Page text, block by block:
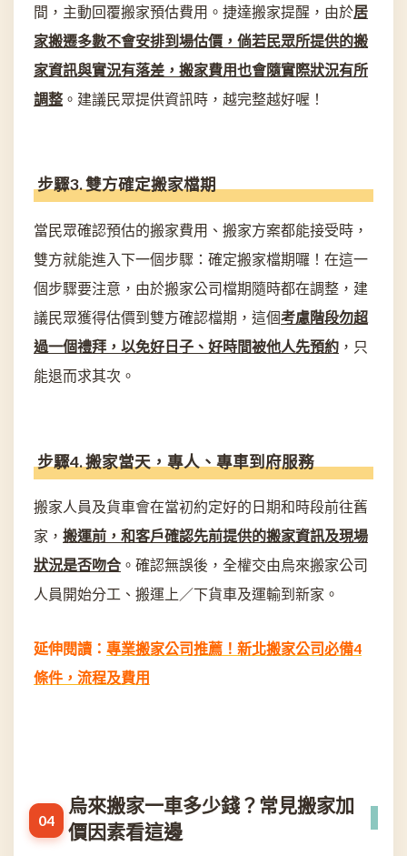
間，主動回覆搬家預估費用。捷達搬家提醒，由於居
家搬遷多數不會安排到場估價，倘若民眾所提供的搬
家資訊與實況有落差，搬家費用也會隨實際狀況有所
調整 。建議民眾提供資訊時，越完整越好喔！
步驟3. 雙方確定搬家檔期
當民眾確認預估的搬家費用、搬家方案都能接受時，
雙方就能進入下一個步驟：確定搬家檔期囉！在這一
個步驟要注意，由於搬家公司檔期隨時都在調整，建
議民眾獲得估價到雙方確認檔期，這個考慮階段勿超
過一個禮拜，以免好日子、好時間被他人先預約 ，只
能退而求其次。
步驟4. 搬家當天，專人、專車到府服務
搬家人員及貨車會在當初約定好的日期和時段前往舊
家， 搬運前，和客戶確認先前提供的搬家資訊及現場
狀況是否吻合 。確認無誤後，全權交由烏來搬家公司
人員開始分工、搬運上／下貨車及運輸到新家。
延伸閱讀： 專業搬家公司推薦！新北搬家公司必備4
條件，流程及費用
烏來搬家一車多少錢？常見搬家加
價因素看這邊